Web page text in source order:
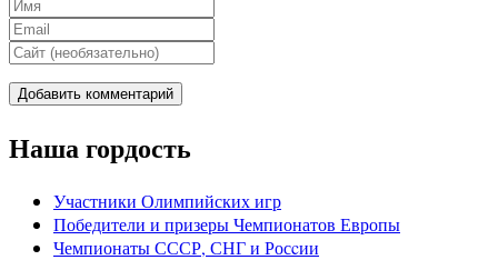
Наша гордость
Участники Олимпийских игр
Победители и призеры Чемпионатов Европы
Чемпионаты СССР, СНГ и Росcии